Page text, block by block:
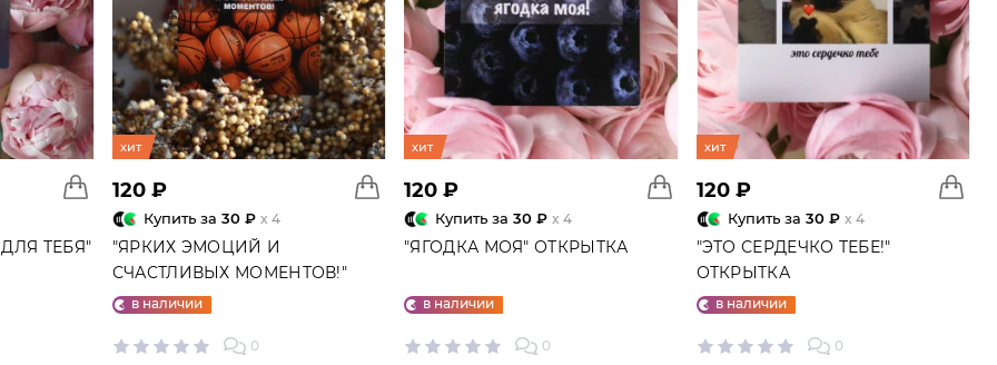
ТЕБЯ"
хит
120 ₽
Купить за 30 ₽ x 4
"ЯРКИХ ЭМОЦИЙ И
СЧАСТЛИВЫХ МОМЕНТОВ!"
ОТКРЫТКА
в наличии
0
хит
120 ₽
Купить за 30 ₽ x 4
"ЯГОДКА МОЯ" ОТКРЫТКА
в наличии
0
хит
120 ₽
Купить за 30 ₽ x 4
"ЭТО СЕРДЕЧКО ТЕБЕ!"
ОТКРЫТКА
в наличии
0